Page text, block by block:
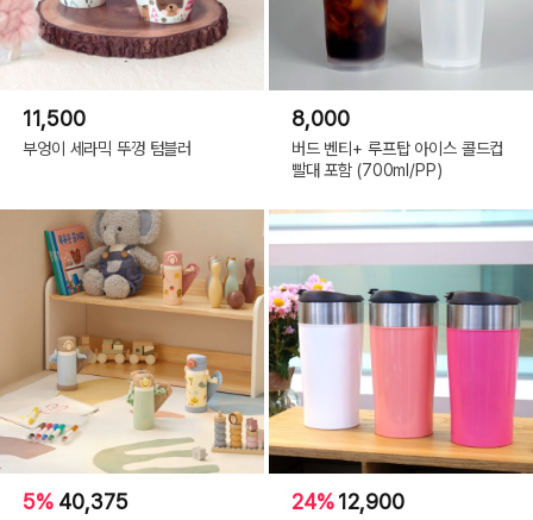
11,500
부엉이 세라믹 뚜껑 텀블러
8,000
버드 벤티+ 루프탑 아이스 콜드컵
빨대 포함 (700ml/PP)
5% 40,375 24%12,900